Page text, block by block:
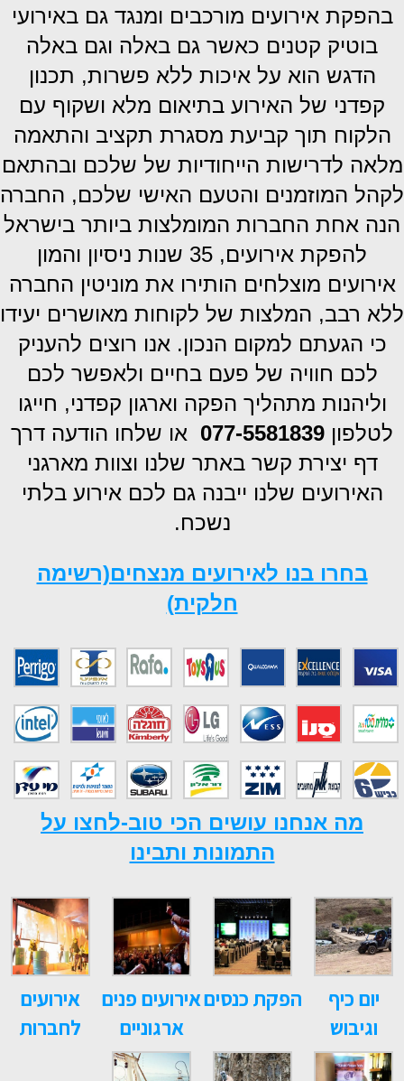
בהפקת אירועים מורכבים ומנגד גם באירועי
בוטיק קטנים כאשר גם באלה וגם באלה
הדגש הוא על איכות ללא פשרות, תכנון
קפדני של האירוע בתיאום מלא ושקוף עם
הלקוח תוך קביעת מסגרת תקציב והתאמה
מלאה לדרישות הייחודיות של שלכם ובהתאם
לקהל המוזמנים והטעם האישי שלכם, החברה
הנה אחת החברות המומלצות ביותר בישראל
להפקת אירועים, 35 שנות ניסיון והמון
אירועים מוצלחים הותירו את מוניטין החברה
ללא רבב, המלצות של לקוחות מאושרים יעידו
כי הגעתם למקום הנכון.אנו רוצים להעניק
לכם חוויה של פעם בחיים ולאפשר לכם
וליהנות מתהליך הפקה וארגון קפדני, חייגו
לטלפון 077-5581839 או שלחו הודעה דרך
דף יצירת קשר באתר שלנו וצוות מארגני
האירועים שלנו ייבנה גם לכם אירוע בלתי
נשכח.
בחרו בנו לאירועים מנצחים(רשימה
חלקית)
מה אנחנו עושים הכי טוב-לחצו על
התמונות ותבינו
יום כיף
וגיבוש
הפקת כנסיםאירועים פנים
ארגוניים
אירועים
לחברות